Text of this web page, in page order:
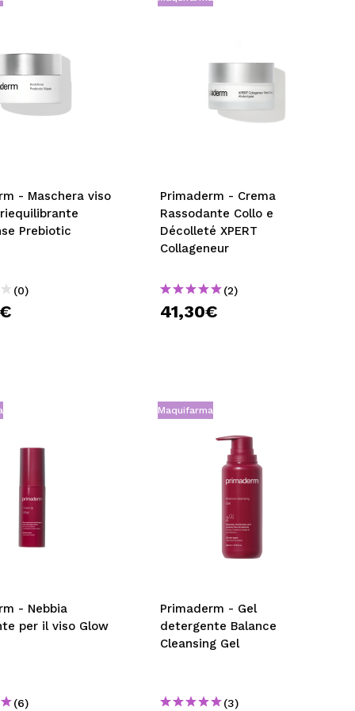
- Maschera viso
Prebiotic
(0)
Primaderm - Crema
Rassodante Collo e
Décolleté XPERT
Collageneur
(2)
41,30€
- Nebbia
per il viso Glow
(6)
Maquifarma
Primaderm - Gel
detergente Balance
Cleansing Gel
(3)